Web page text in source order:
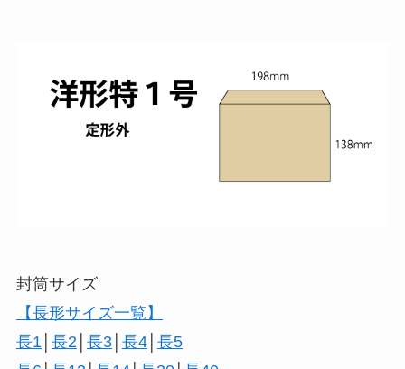
封筒サイズ
【長形サイズ一覧】
長1 長2 長3│ 長4│ 長5